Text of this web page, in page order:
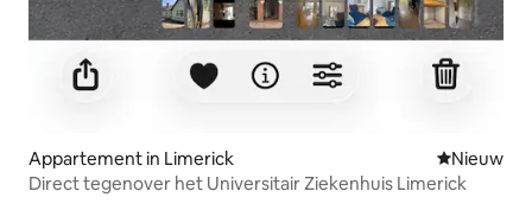
Appartement in Limerick Nieuwe
Nieuw
Direct tegenover het Universitair Ziekenhuis Limerick